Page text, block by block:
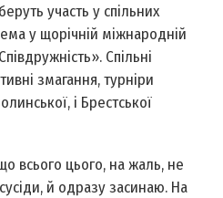
участь у спiльних
у щорiчнiй мiжнароднiй
Спiльнi
змагання, турнiри
i Брестської
всього цього, на жаль, не
й одразу засинаю. На